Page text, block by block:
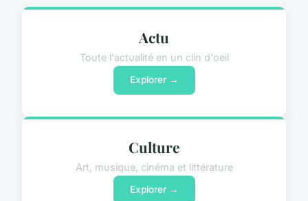
Actu
Toute l'actualité en un clin d'oeil
Explorer →
Culture
Art, musique, cinéma et littérature
Explorer →